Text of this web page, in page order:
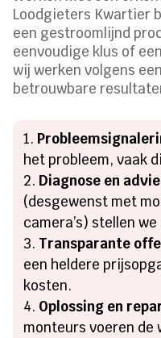
Loodgieters Kwartier
een gestroomlijnd
eenvoudige klus of
wij werken volgens
betrouwbare
het probleem, vaak
Diagnose en
(desgewenst met
camera’s) stellen
Transparante
een heldere
kosten.
Oplossing en
monteurs voeren de